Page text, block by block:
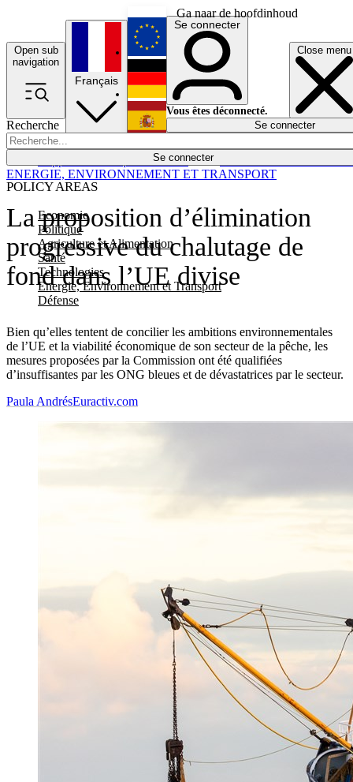
Ga naar de hoofdinhoud
Open sub
navigation
Close menu
Recherche
Se connecter
POLICY AREAS
Economie
Politique
Agriculture et Alimentation
Santé
Technologies
Energie, Environnement et Transport
Défense
Économie
Français
English
Deutsch
Español
Se connecter
Vous êtes déconnecté.
Se connecter
La proposition d’élimination
progressive du chalutage de
fond dans l’UE divise
Bien qu’elles tentent de concilier les ambitions environnementales
de l’UE et la viabilité économique de son secteur de la pêche, les
mesures proposées par la Commission ont été qualifiées
d’insuffisantes par les ONG bleues et de dévastatrices par le secteur.
ENERGIE, ENVIRONNEMENT ET TRANSPORT
Paula AndrésEuractiv.com